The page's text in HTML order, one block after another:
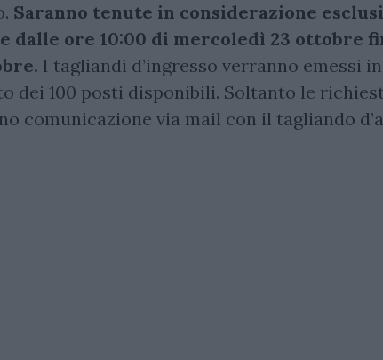
Saranno tenute in considerazione
ore 10:00 di mercoledì 23 ottobre
I tagliandi d’ingresso verranno emessi
dei 100 posti disponibili. Soltanto le
comunicazione via mail con il tagliando